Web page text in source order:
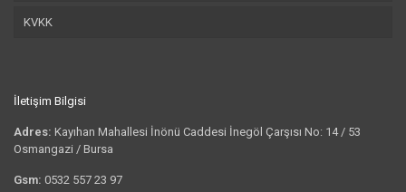
KVKK
İletişim Bilgisi
Adres: Kayıhan Mahallesi İnönü Caddesi İnegöl Çarşısı No: 14 / 53
Osmangazi / Bursa
Gsm: 0532 557 23 97